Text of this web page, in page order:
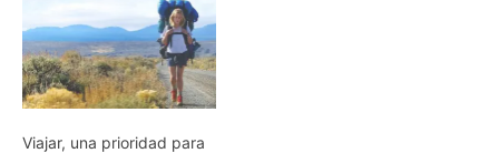
Viajar, una prioridad para